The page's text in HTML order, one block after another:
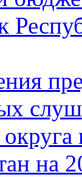
на